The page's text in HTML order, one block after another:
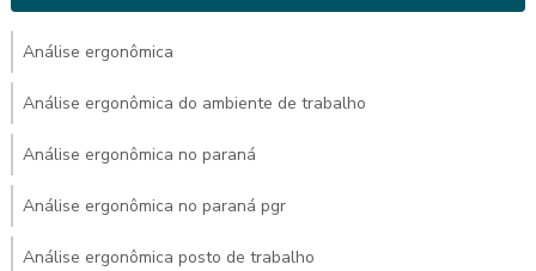
Análise ergonômica
Análise ergonômica do ambiente de trabalho
Análise ergonômica no paraná
Análise ergonômica no paraná pgr
Análise ergonômica posto de trabalho